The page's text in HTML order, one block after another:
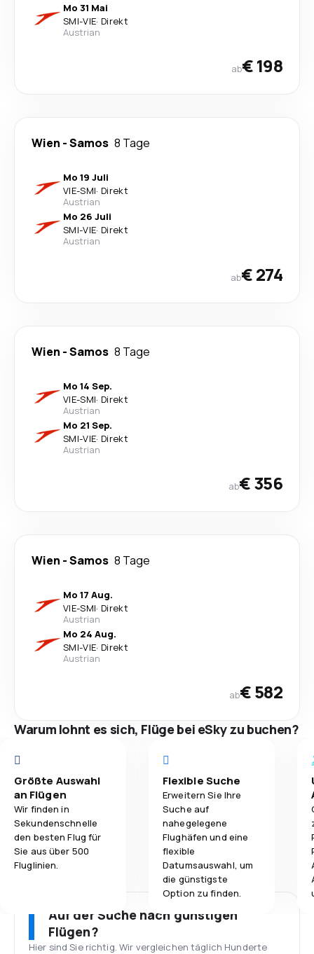
Mo 31 Mai
SMI-VIE· Direkt
Austrian
ab€ 198
Wien -Samos 8 Tage
Mo 19 Juli
VIE-SMI· Direkt
Austrian
Mo 26 Juli
SMI-VIE· Direkt
Austrian
ab€ 274
Wien -Samos 8 Tage
Mo 14 Sep.
VIE-SMI· Direkt
Austrian
Mo 21 Sep.
SMI-VIE· Direkt
Austrian
ab€ 356
Wien -Samos 8 Tage
Mo 17 Aug.
VIE-SMI· Direkt
Austrian
Mo 24 Aug.
SMI-VIE· Direkt
Austrian
ab€ 582
Warum lohnt es sich, Flüge bei eSky zu buchen?
Größte Auswahl
an Flügen
Wir finden in
Sekundenschnelle
den besten Flug für
Sie aus über 500
Fluglinien.
Flexible Suche
Erweitern Sie Ihre
Suche auf
nahegelegene
Flughäfen und eine
flexible
Datumsauswahl, um
die günstigste
Option zu finden.
Auf der Suche nach günstigen
Flügen?
Hier sind Sie richtig. Wir vergleichen täglich Hunderte